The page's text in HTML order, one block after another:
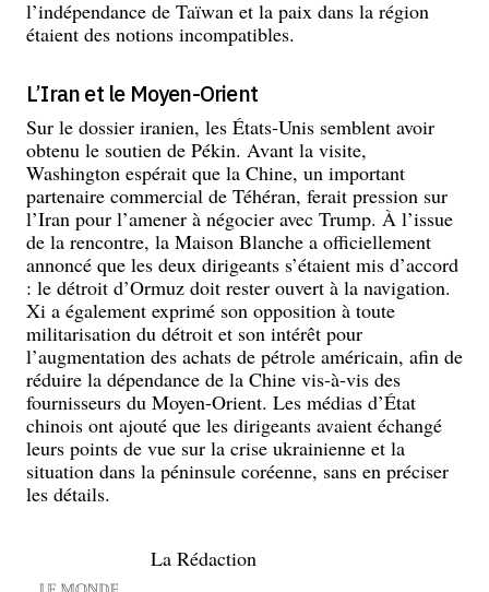
l’indépendance de Taïwan et la paix dans la région
étaient des notions incompatibles.
L’Iran et le Moyen-Orient
Sur le dossier iranien, les États-Unis semblent avoir
obtenu le soutien de Pékin. Avant la visite,
Washington espérait que la Chine, un important
partenaire commercial de Téhéran, ferait pression sur
l’Iran pour l’amener à négocier avec Trump. À l’issue
de la rencontre, la Maison Blanche a officiellement
annoncé que les deux dirigeants s’étaient mis d’accord
: le détroit d’Ormuz doit rester ouvert à la navigation.
Xi a également exprimé son opposition à toute
militarisation du détroit et son intérêt pour
l’augmentation des achats de pétrole américain, afin de
réduire la dépendance de la Chine vis-à-vis des
fournisseurs du Moyen-Orient. Les médias d’État
chinois ont ajouté que les dirigeants avaient échangé
leurs points de vue sur la crise ukrainienne et la
situation dans la péninsule coréenne, sans en préciser
les détails.
La Rédaction